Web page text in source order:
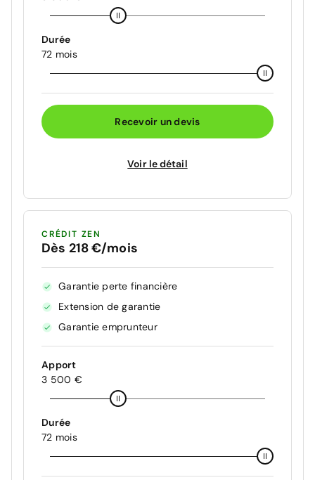
Durée
72 mois
Recevoir un devis
Voir le détail
CRÉDIT ZEN
Dès 218 €/mois
Garantie perte financière
Extension de garantie
Garantie emprunteur
Apport
3 500 €
Durée
72 mois